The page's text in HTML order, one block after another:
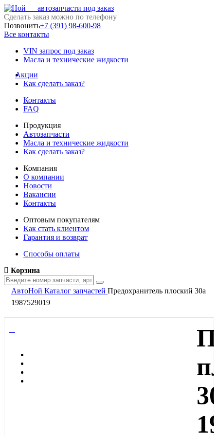
Сделать заказ можно по телефону
Позвонить+7 (391) 98-600-98
Все контакты
VIN запрос под заказ
Масла и технические жидкости
Акции
Как сделать заказ?
Контакты
FAQ
Продукция
Автозапчасти
Масла и технические жидкости
Как сделать заказ?
Компания
О компании
Новости
Вакансии
Контакты
Оптовым покупателям
Как стать клиентом
Гарантия и возврат
Способы оплаты
Корзина
АвтоНой Каталог запчастей Предохранитель плоский 30а
1987529019